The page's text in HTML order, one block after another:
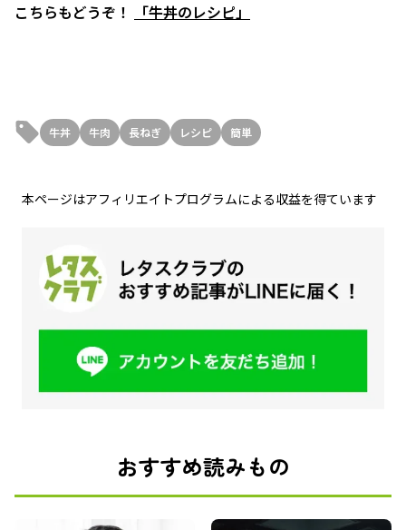
こちらもどうぞ！ 「牛丼のレシピ」
牛丼 牛肉 長ねぎ レシピ 簡単
本ページはアフィリエイトプログラムによる収益を得ています
おすすめ読みもの